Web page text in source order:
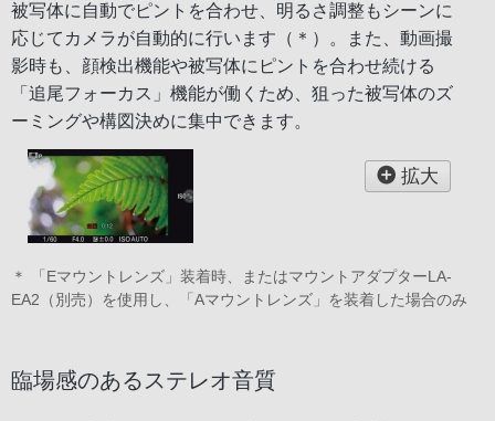
被写体に自動でピントを合わせ、明るさ調整もシーンに
応じてカメラが自動的に行います（＊）。また、動画撮
影時も、顔検出機能や被写体にピントを合わせ続ける
「追尾フォーカス」機能が働くため、狙った被写体のズ
ーミングや構図決めに集中できます。
拡大
＊ 「Eマウントレンズ」装着時、またはマウントアダプターLA-
EA2（別売）を使用し、「Aマウントレンズ」を装着した場合のみ
臨場感のあるステレオ音質